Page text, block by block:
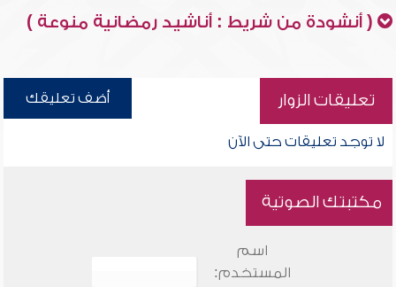
( أنشودة من شريط : أناشيد رمضانية منوعة )
تعليقات الزوار أضف تعليقك
لا توجد تعليقات حتى الآن
مكتبتك الصوتية
اسم
المستخدم: